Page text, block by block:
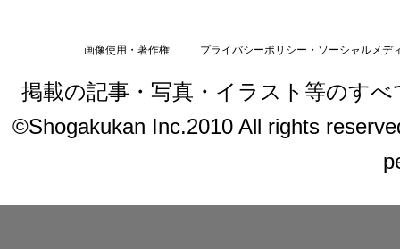
画像使用・著作権 プライバシーポリシー・ソーシャルメデ
掲載の記事・写真・イラスト等のす
©Shogakukan Inc.2010 All rights